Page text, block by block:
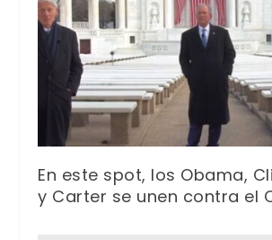
En este spot, los Obama,
y Carter se unen contra el